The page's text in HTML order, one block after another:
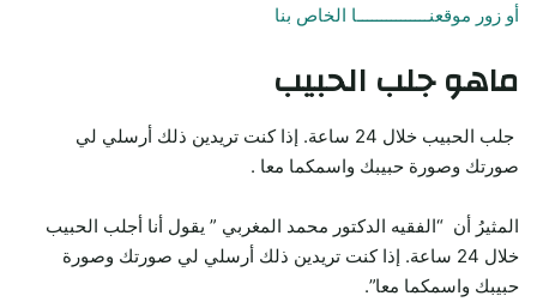
أو زور موقعنـــــــــــــــا الخاص بنا
ماهو جلب الحبيب
جلب الحبيب خلال 24 ساعة. إذا كنت تريدين ذلك أرسلي لي
صورتك وصورة حبيبك واسمكما معا .
المثيرُ أن “الفقيه الدكتور محمد المغربي ” يقول أنا أجلب الحبيب
خلال 24 ساعة. إذا كنت تريدين ذلك أرسلي لي صورتك وصورة
حبيبك واسمكما معا”.